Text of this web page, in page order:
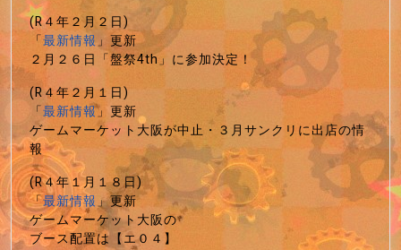
(R４年２月２日)
「最新情報」更新
２月２６日「盤祭4th」に参加決定！
(R４年２月１日)
「最新情報」更新
ゲームマーケット大阪が中止・３月サンクリに出店の情
報
(R４年１月１８日)
「最新情報」更新
ゲームマーケット大阪の
ブース配置は【エ０４】